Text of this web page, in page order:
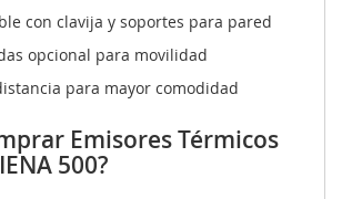
con clavija y soportes para pared
opcional para movilidad
para mayor comodidad
Emisores Térmicos
500?